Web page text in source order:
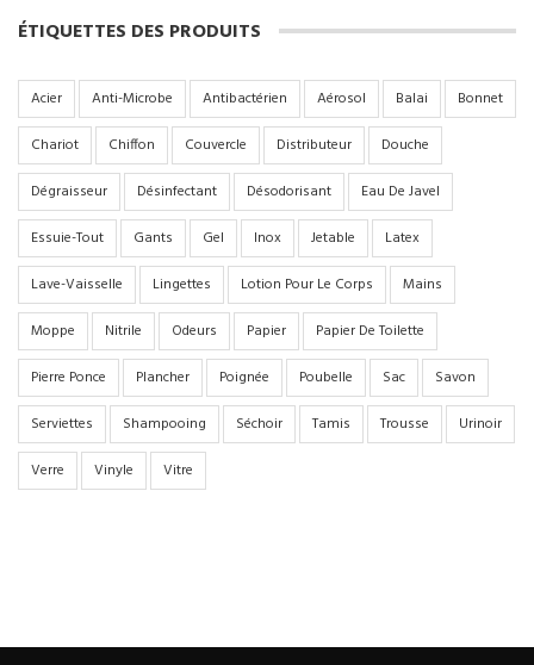
ÉTIQUETTES DES PRODUITS
Acier Anti-Microbe Antibactérien Aérosol Balai
Bonnet
Chariot
Chiffon Couvercle Distributeur
Douche
Dégraisseur
Désinfectant Désodorisant
Eau De Javel
Essuie-Tout
Gants Gel Inox Jetable
Latex
Lave-Vaisselle
Lingettes Lotion Pour Le Corps
Mains
Moppe
Nitrile Odeurs Papier
Papier De Toilette
Pierre Ponce
Plancher Poignée Poubelle Sac
Savon
Serviettes
Shampooing Séchoir Tamis Trousse
Urinoir
Verre
Vinyle Vitre